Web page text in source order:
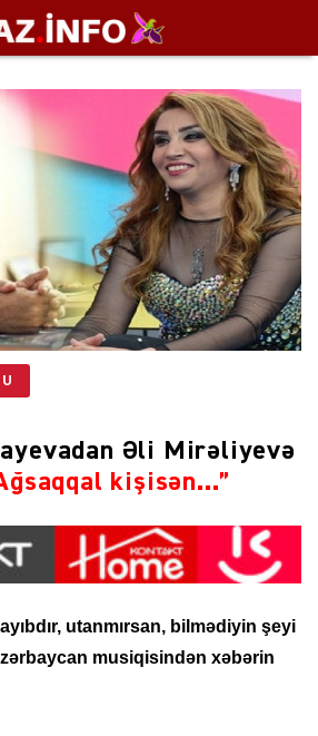
Əli Mirəliyevə
kişisən…”
utanmırsan, bilmədiyin şeyi
musiqisindən xəbərin